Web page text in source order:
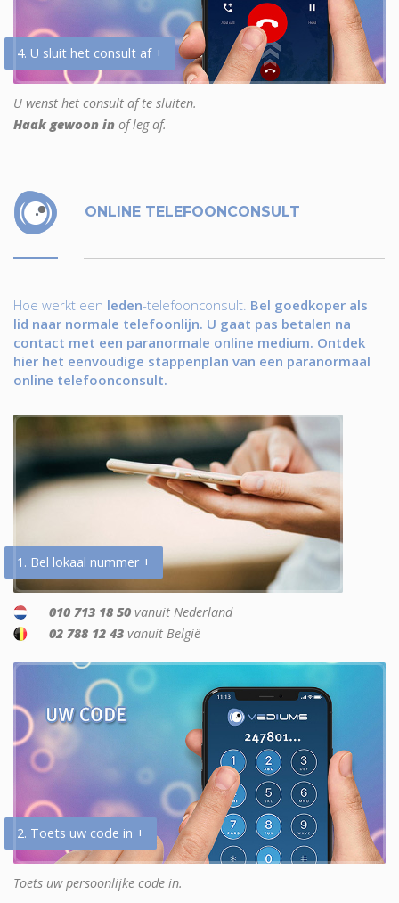
4. U sluit het consult af +
U wenst het consult af te sluiten.
Haak gewoon in of leg af.
ONLINE TELEFOONCONSULT
Hoe werkt een leden-telefoonconsult. Bel goedkoper als
lid naar normale telefoonlijn. U gaat pas betalen na
contact met een paranormale online medium. Ontdek
hier het eenvoudige stappenplan van een paranormaal
online telefoonconsult.
1. Bel lokaal nummer +
010 713 18 50 vanuit Nederland
02 788 12 43 vanuit België
2. Toets uw code in +
Toets uw persoonlijke code in.